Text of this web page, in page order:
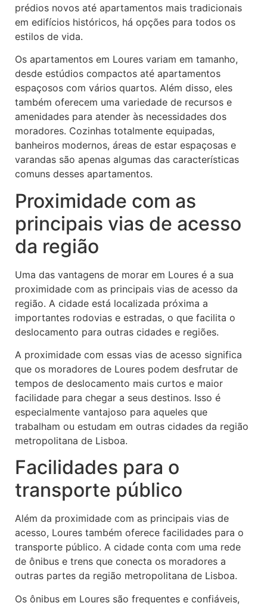
prédios novos até apartamentos mais tradicionais
em edifícios históricos, há opções para todos os
estilos de vida.
Os apartamentos em Loures variam em tamanho,
desde estúdios compactos até apartamentos
espaçosos com vários quartos. Além disso, eles
também oferecem uma variedade de recursos e
amenidades para atender às necessidades dos
moradores. Cozinhas totalmente equipadas,
banheiros modernos, áreas de estar espaçosas e
varandas são apenas algumas das características
comuns desses apartamentos.
Proximidade com as
principais vias de acesso
da região
Uma das vantagens de morar em Loures é a sua
proximidade com as principais vias de acesso da
região. A cidade está localizada próxima a
importantes rodovias e estradas, o que facilita o
deslocamento para outras cidades e regiões.
A proximidade com essas vias de acesso significa
que os moradores de Loures podem desfrutar de
tempos de deslocamento mais curtos e maior
facilidade para chegar a seus destinos. Isso é
especialmente vantajoso para aqueles que
trabalham ou estudam em outras cidades da região
metropolitana de Lisboa.
Facilidades para o
transporte público
Além da proximidade com as principais vias de
acesso, Loures também oferece facilidades para o
transporte público. A cidade conta com uma rede
de ônibus e trens que conecta os moradores a
outras partes da região metropolitana de Lisboa.
Os ônibus em Loures são frequentes e confiáveis,